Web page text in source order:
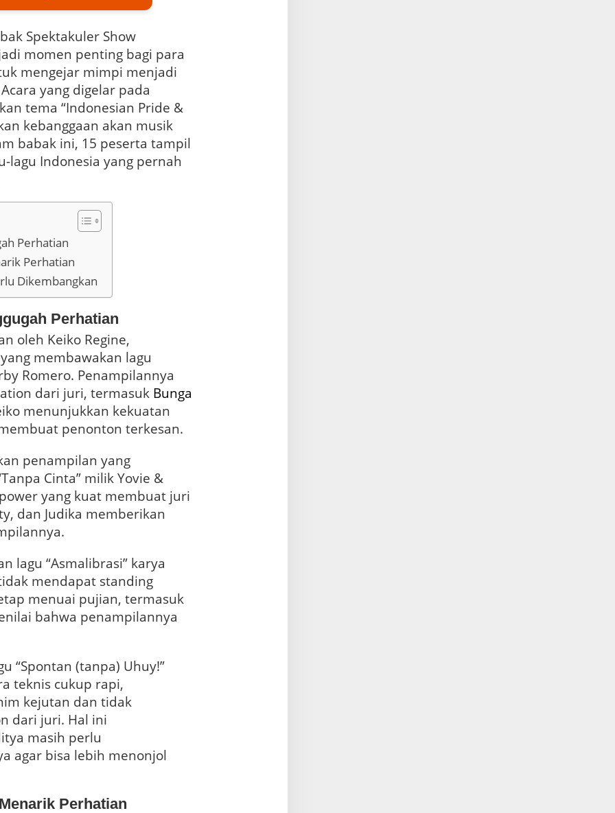
Spektakuler Show
momen penting bagi para
mengejar mimpi menjadi
yang digelar pada
tema “Indonesian Pride &
kebanggaan akan musik
babak ini, 15 peserta tampil
lagu Indonesia yang pernah
Perhatian
Perhatian
Dikembangkan
Perhatian
oleh Keiko Regine,
membawakan lagu
Romero. Penampilannya
dari juri, termasuk Bunga
menunjukkan kekuatan
penonton terkesan.
penampilan yang
Cinta” milik Yovie &
yang kuat membuat juri
dan Judika memberikan
lagu “Asmalibrasi” karya
mendapat standing
menuai pujian, termasuk
bahwa penampilannya
“Spontan (tanpa) Uhuy!”
teknis cukup rapi,
kejutan dan tidak
dari juri. Hal ini
masih perlu
agar bisa lebih menonjol
Perhatian